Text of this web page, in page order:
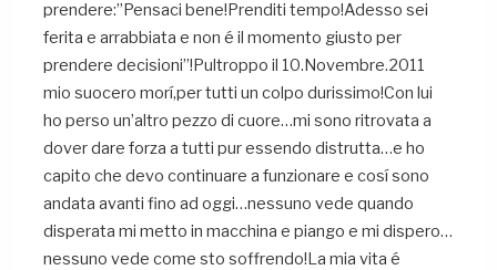
prendere:”Pensaci bene!Prenditi tempo!Adesso sei
ferita e arrabbiata e non é il momento giusto per
prendere decisioni”!Pultroppo il 10.Novembre.2011
mio suocero morí,per tutti un colpo durissimo!Con lui
ho perso un’altro pezzo di cuore…mi sono ritrovata a
dover dare forza a tutti pur essendo distrutta…e ho
capito che devo continuare a funzionare e cosí sono
andata avanti fino ad oggi…nessuno vede quando
disperata mi metto in macchina e piango e mi dispero…
nessuno vede come sto soffrendo!La mia vita é